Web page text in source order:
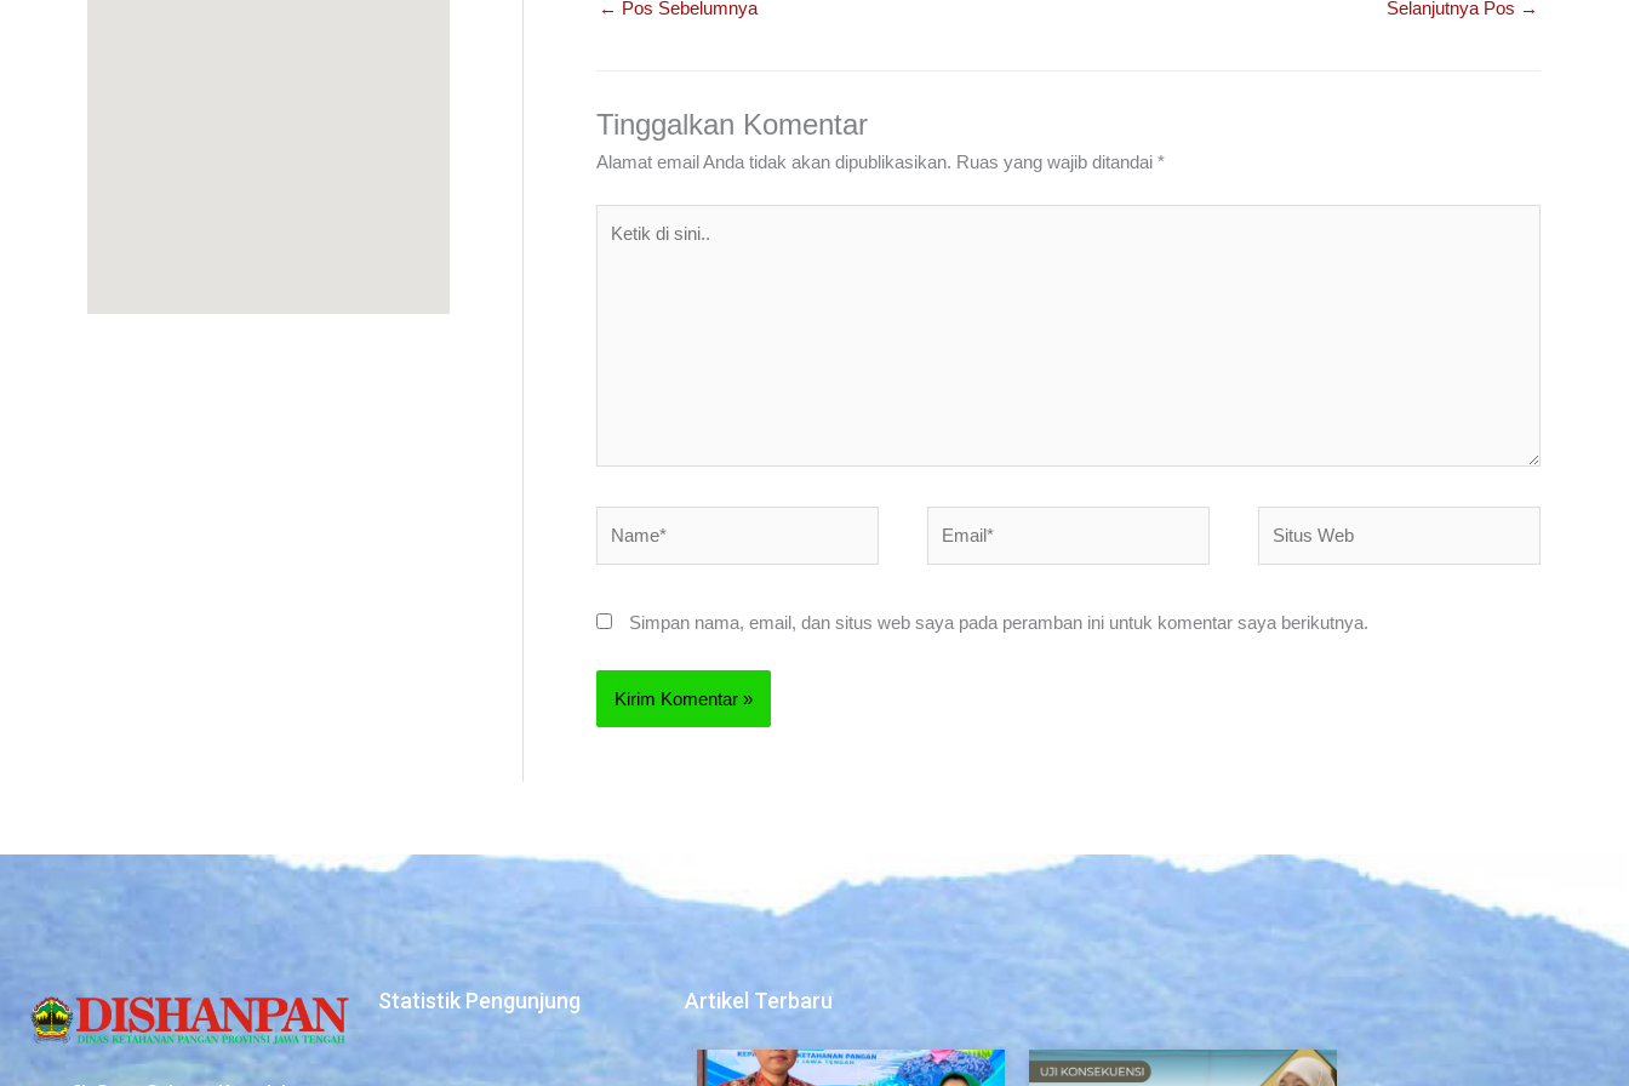
e
o
k
er e
p
← Pos Sebelumnya Selanjutnya Pos →
Tinggalkan Komentar
Alamat email Anda tidak akan dipublikasikan. Ruas yang wajib ditandai *
Web
Simpan nama, email, dan situs web saya pada peramban ini untuk komentar saya berikutnya.
Statistik Pengunjung Artikel Terbaru